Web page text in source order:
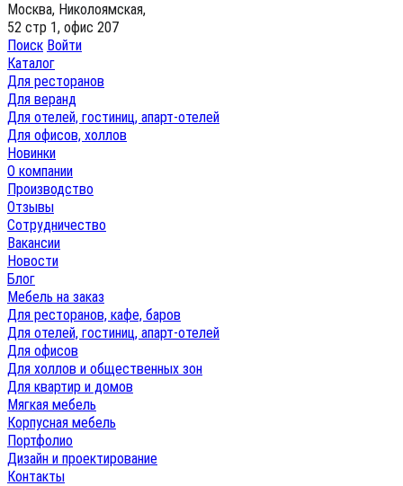
Москва, Николоямская,
52 стр 1, офис 207
Поиск Войти
Каталог
Для ресторанов
Для веранд
Для отелей, гостиниц, апарт-отелей
Для офисов, холлов
Новинки
О компании
Производство
Отзывы
Сотрудничество
Вакансии
Новости
Блог
Мебель на заказ
Для ресторанов, кафе, баров
Для отелей, гостиниц, апарт-отелей
Для офисов
Для холлов и общественных зон
Для квартир и домов
Мягкая мебель
Корпусная мебель
Портфолио
Дизайн и проектирование
Контакты